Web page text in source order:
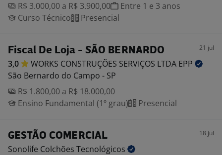
R$ 3.000,00 a R$ 3.900,00
Entre 1 e 3 anos
Curso Técnico
Presencial
Fiscal De Loja - SÃO BERNARDO 21 jul
3,0 WORKS CONSTRUÇÕES SERVIÇOS LTDA EPP
São Bernardo do Campo - SP
R$ 1.800,00 a R$ 18.000,00
Ensino Fundamental (1º grau)
Presencial
GESTÃO COMERCIAL 18 jul
Sonolife Colchões Tecnológicos